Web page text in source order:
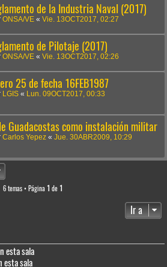
de la Industria Naval (2017)
ONSA/VE « Vie. 13OCT2017, 02:27
de Pilotaje (2017)
ONSA/VE « Vie. 13OCT2017, 02:26
25 de fecha 16FEB1987
LGIS «
Lun. 09OCT2017, 00:33
Guadacostas como instalación militar
Carlos Yepez « Jue. 30ABR2009, 10:29
6 temas • Página 1 de 1
Ir a
esta sala
esta sala